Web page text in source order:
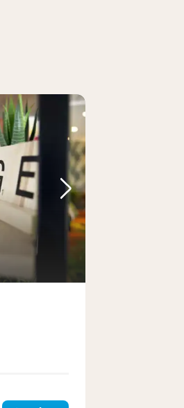
Nächstes Bild